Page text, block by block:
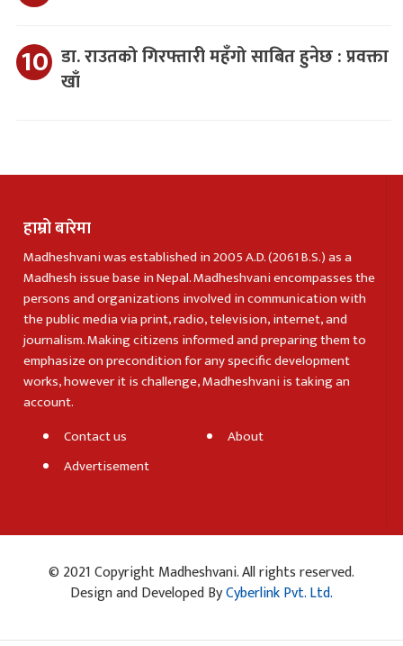
डा. राउतको गिरफ्तारी महँगो साबित हुनेछ : प्रवक्ता
खाँ
हाम्रो बारेमा
Madheshvani was established in 2005 A.D. (2061 B.S.) as a
Madhesh issue base in Nepal. Madheshvani encompasses the
persons and organizations involved in communication with
the public media via print, radio, television, internet, and
journalism. Making citizens informed and preparing them to
emphasize on precondition for any specific development
works, however it is challenge, Madheshvani is taking an
account.
Contact us
About
Advertisement
© 2021 Copyright Madheshvani. All rights reserved.
Design and Developed ByCyberlink Pvt. Ltd.